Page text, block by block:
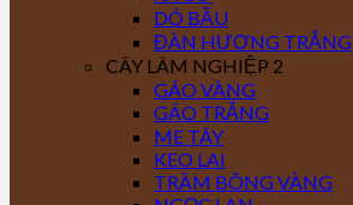
DÓ BẦU
ĐÀN HƯƠNG TRẮNG
CÂY LÂM NGHIỆP 2
GÁO VÀNG
GÁO TRẮNG
ME TÂY
KEO LAI
TRÀM BÔNG VÀNG